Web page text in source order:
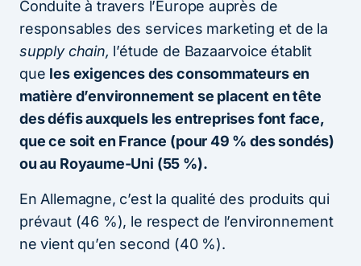
Conduite à travers l’Europe auprès de
responsables des services marketing et de la
supply chain, l’étude de Bazaarvoice établit
que les exigences des consommateurs en
matière d’environnement se placent en tête
des défis auxquels les entreprises font face,
que ce soit en France (pour 49 % des sondés)
ou au Royaume-Uni (55 %).
En Allemagne, c’est la qualité des produits qui
prévaut (46 %), le respect de l’environnement
ne vient qu’en second (40 %).